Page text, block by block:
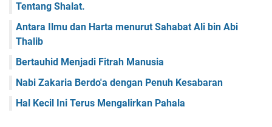
Tentang Shalat.
Antara Ilmu dan Harta menurut Sahabat Ali bin Abi
Thalib
Bertauhid Menjadi Fitrah Manusia
Nabi Zakaria Berdo'a dengan Penuh Kesabaran
Hal Kecil Ini Terus Mengalirkan Pahala